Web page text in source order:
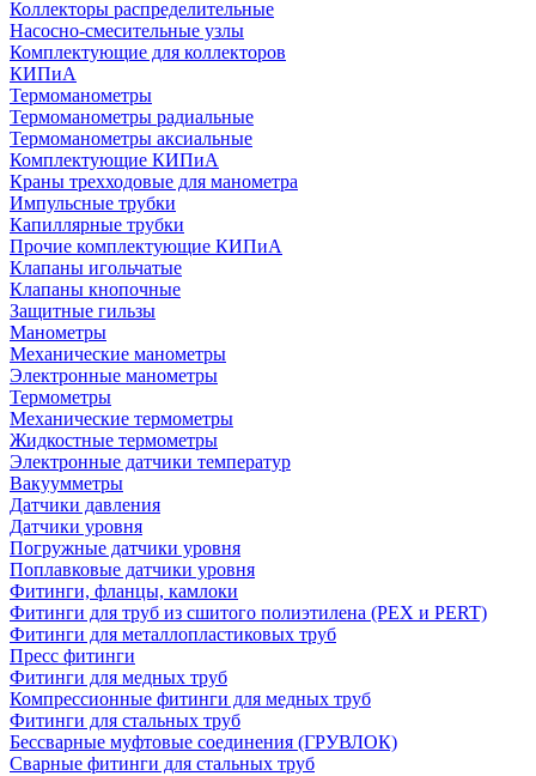
Коллекторы распределительные
Насосно-смесительные узлы
Комплектующие для коллекторов
КИПиА
Термоманометры
Термоманометры радиальные
Термоманометры аксиальные
Комплектующие КИПиА
Краны трехходовые для манометра
Импульсные трубки
Капиллярные трубки
Прочие комплектующие КИПиА
Клапаны игольчатые
Клапаны кнопочные
Защитные гильзы
Манометры
Механические манометры
Электронные манометры
Термометры
Механические термометры
Жидкостные термометры
Электронные датчики температур
Вакуумметры
Датчики давления
Датчики уровня
Погружные датчики уровня
Поплавковые датчики уровня
Фитинги, фланцы, камлоки
Фитинги для труб из сшитого полиэтилена (PEX и PERT)
Фитинги для металлопластиковых труб
Пресс фитинги
Фитинги для медных труб
Компрессионные фитинги для медных труб
Фитинги для стальных труб
Бессварные муфтовые соединения (ГРУВЛОК)
Сварные фитинги для стальных труб